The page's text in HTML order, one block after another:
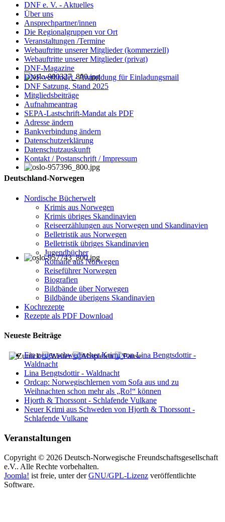
DNF e. V. - Aktuelles
Über uns
Ansprechpartner/innen
Die Regionalgruppen vor Ort
Veranstaltungen /Termine
Webauftritte unserer Mitglieder (kommerziell)
Webauftritte unserer Mitglieder (privat)
DNF-Magazine
DNF-verbindet - Anmeldung für Einladungsmail
DNF Satzung, Stand 2025
Mitgliedsbeiträge
Aufnahmeantrag
SEPA-Lastschrift-Mandat als PDF
Adresse ändern
Bankverbindung ändern
Datenschutzerklärung
Datenschutzauskunft
Kontakt / Postanschrift / Impressum
Deutschland-Norwegen
Nordische Bücherwelt
Krimis aus Norwegen
Krimis übriges Skandinavien
Reiseerzählungen aus Norwegen und Skandinavien
Belletristik aus Norwegen
Belletristik übriges Skandinavien
Jugendbücher
Romane aus Norwegen
Reiseführer Norwegen
Biografien
Bildbände über Norwegen
Bildbände überigens Skandinavien
Kochrezepte
Rezepte als PDF Download
Neueste Beiträge
Ein neuer schwedischer Krimi von Lina Bengtsdottir -
Waldnacht
Lina Bengtsdottir - Waldnacht
Ordcap: Norwegischlernen vom Sofa aus und zu
Weihnachten schon mehr als „Ro!“ können
Hjorth & Thorssont - Schlafende Vulkane
Neuer Krimi aus Schweden von Hjorth & Thorssont -
Schlafende Vulkane
Veranstaltungen
Copyright © 2026 Deutsch-Norwegische Freundschaftsgesellschaft
e.V.. Alle Rechte vorbehalten.
Joomla! ist freie, unter derGNU/GPL-Lizenz veröffentlichte
Software.